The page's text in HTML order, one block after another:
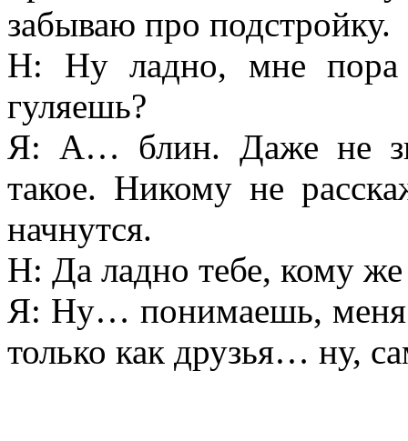
забываю про подстройку.
Н: Ну ладно, мне
гуляешь?
Я: А… блин. Даже не
такое. Никому не
начнутся.
Н: Да ладно тебе, кому
Я: Ну… понимаешь, меня
только как друзья… ну,